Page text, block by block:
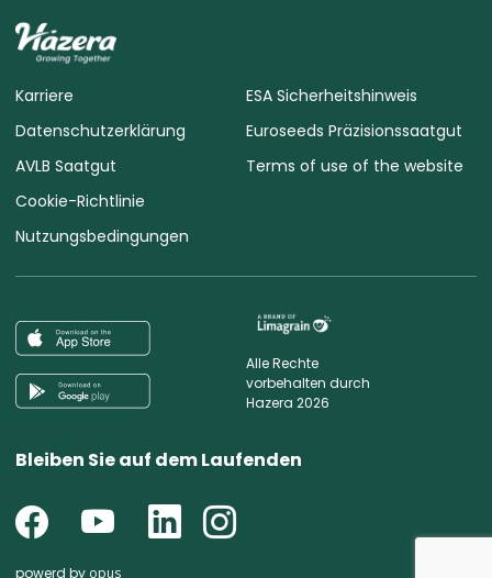
Karriere
Datenschutzerklärung
AVLB Saatgut
Cookie-Richtlinie
Nutzungsbedingungen
ESA Sicherheitshinweis
Euroseeds Präzisionssaatgut
Terms of use of the website
Alle Rechte
vorbehalten durch
Hazera 2026
Bleiben Sie auf dem Laufenden
powerd by opus